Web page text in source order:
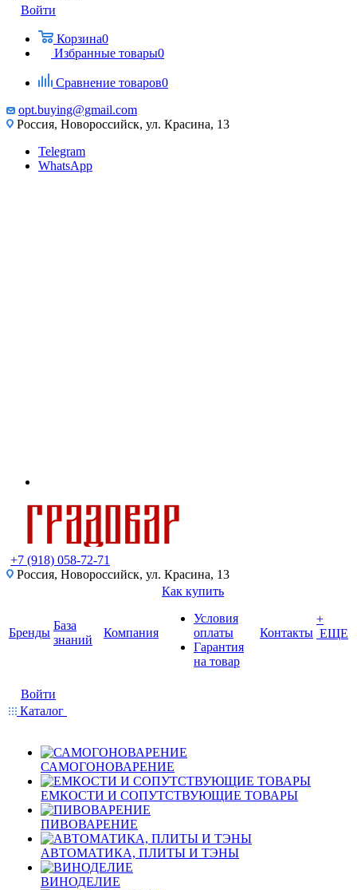
Войти
Корзина0
Избранные товары0
Сравнение товаров0
opt.buying@gmail.com
Россия, Новороссийск, ул. Красина, 13
Telegram
WhatsApp
+7 (918) 058-72-71
Россия, Новороссийск, ул. Красина, 13
Бренды
База
знаний
Компания
Как купить
Условия
оплаты
Гарантия
на товар
Контакты
+
ЕЩЕ
Войти
Каталог
САМОГОНОВАРЕНИЕ
ЕМКОСТИ И СОПУТСТВУЮЩИЕ ТОВАРЫ
ПИВОВАРЕНИЕ
АВТОМАТИКА, ПЛИТЫ И ТЭНЫ
ВИНОДЕЛИЕ